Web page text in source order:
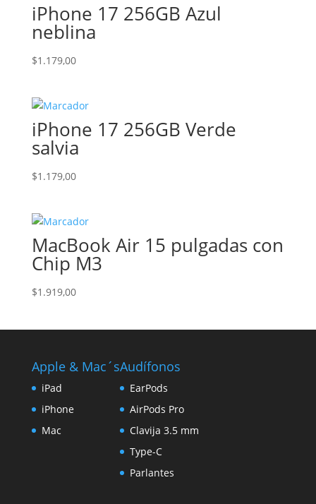
iPhone 17 256GB Azul
neblina
$1.179,00
iPhone 17 256GB Verde
salvia
$1.179,00
MacBook Air 15 pulgadas con
Chip M3
$1.919,00
Apple & Mac´s
iPad
iPhone
Mac
Audífonos
EarPods
AirPods Pro
Clavija 3.5 mm
Type-C
Parlantes